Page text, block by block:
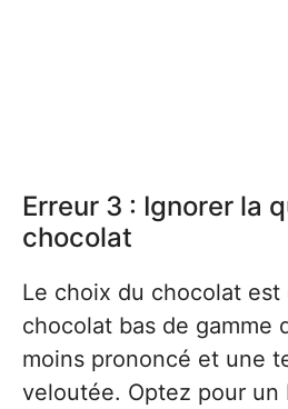
Erreur 3 : Ignorer la
chocolat
Le choix du chocolat est
chocolat bas de gamme
moins prononcé et une
veloutée. Optez pour